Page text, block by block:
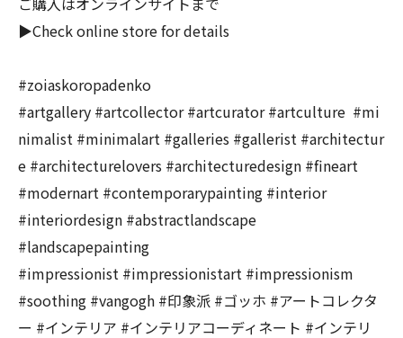
▶︎Check online store for details
#zoiaskoropadenko
#artgallery #artcollector #artcurator #artculture #mi
nimalist #minimalart #galleries #gallerist #architectur
e #architecturelovers #architecturedesign #fineart
#modernart #contemporarypainting #interior
#interiordesign #abstractlandscape
#landscapepainting
#impressionist #impressionistart #impressionism
#soothing #vangogh #印象派 #ゴッホ #アートコレクタ
ー #インテリア #インテリアコーディネート #インテリ